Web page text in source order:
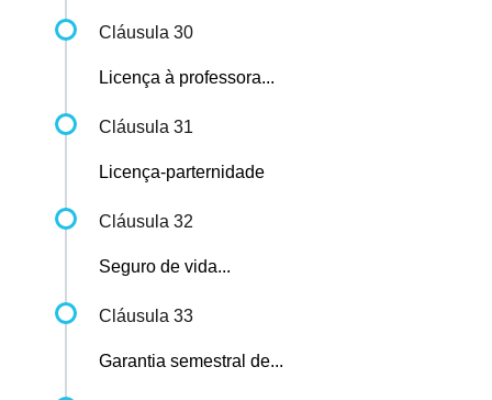
Cláusula 30
Licença à professora...
Cláusula 31
Licença-parternidade
Cláusula 32
Seguro de vida...
Cláusula 33
Garantia semestral de...